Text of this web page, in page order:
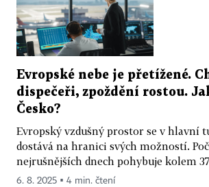
Evropské nebe je přetížené.
dispečeři, zpoždění rostou.
Česko?
Evropský vzdušný prostor se v hlavní
dostává na hranici svých možností.
nejrušnějších dnech pohybuje kolem
6. 8. 2025 ▪ 4 min. čtení